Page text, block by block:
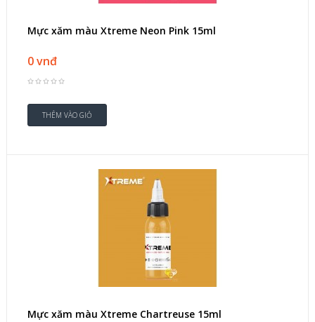
Mực xăm màu Xtreme Neon Pink 15ml
0 vnđ
Mực xăm màu Xtreme Chartreuse 15ml